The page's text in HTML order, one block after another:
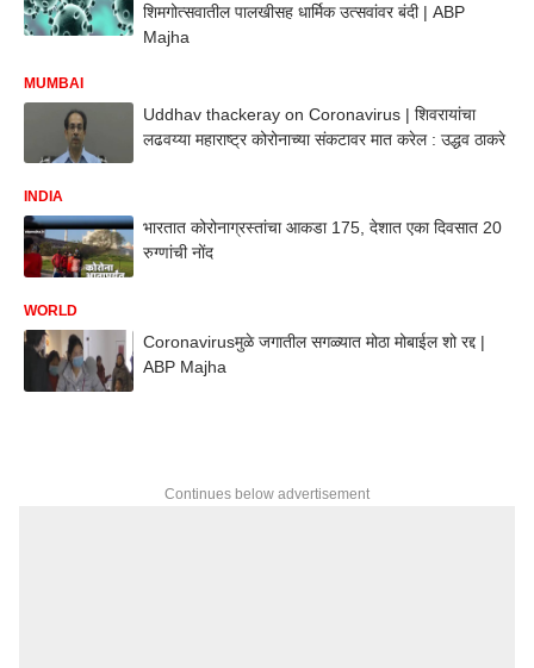
शिमगोत्सवातील पालखीसह धार्मिक उत्सवांवर बंदी | ABP
Majha
MUMBAI
Uddhav thackeray on Coronavirus | शिवरायांचा
लढवय्या महाराष्ट्र कोरोनाच्या संकटावर मात करेल : उद्धव ठाकरे
INDIA
भारतात कोरोनाग्रस्तांचा आकडा 175, देशात एका दिवसात 20
रुग्णांची नोंद
WORLD
Coronavirusमुळे जगातील सगळ्यात मोठा मोबाईल शो रद्द |
ABP Majha
Continues below advertisement